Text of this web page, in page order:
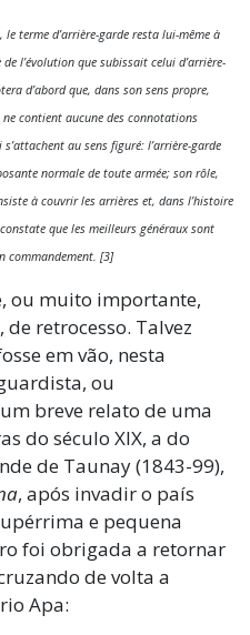
le terme d’arrière-garde resta lui-même à
de l’évolution que subissait celui d’arrière-
d’abord que, dans son sens propre,
ne contient aucune des connotations
au sens figuré: l’arrière-garde
normale de toute armée; son rôle,
à couvrir les arrières et, dans l’histoire
que les meilleurs généraux sont
commandement. [3]
ou muito importante,
retrocesso. Talvez
em vão, nesta
ou
breve relato de uma
do século XIX, a do
de Taunay (1843-99),
, após invadir o país
e pequena
foi obrigada a retornar
de volta a
Apa: